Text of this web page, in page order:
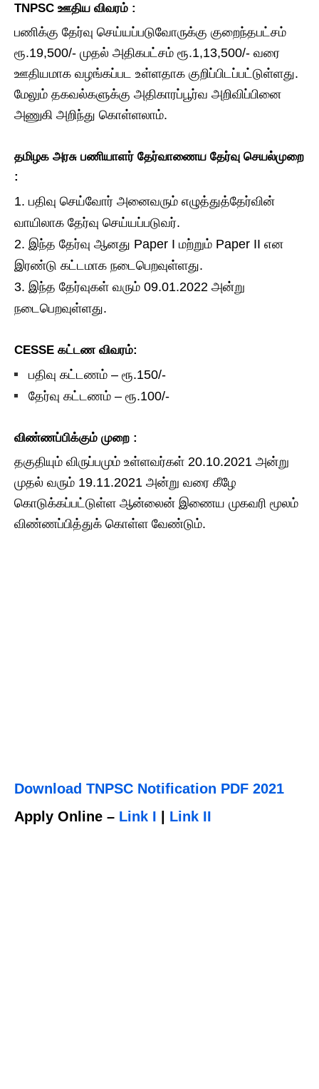
TNPSC ஊதிய விவரம் :
பணிக்கு தேர்வு செய்யப்படுவோருக்கு குறைந்தபட்சம்
ரூ.19,500/- முதல் அதிகபட்சம் ரூ.1,13,500/- வரை
ஊதியமாக வழங்கப்பட உள்ளதாக குறிப்பிடப்பட்டுள்ளது.
மேலும் தகவல்களுக்கு அதிகாரப்பூர்வ அறிவிப்பினை
அணுகி அறிந்து கொள்ளலாம்.
தமிழக அரசு பணியாளர் தேர்வாணைய தேர்வு செயல்முறை
:
பதிவு செய்வோர் அனைவரும் எழுத்துத்தேர்வின்
வாயிலாக தேர்வு செய்யப்படுவர்.
இந்த தேர்வு ஆனது Paper I மற்றும் Paper II என
இரண்டு கட்டமாக நடைபெறவுள்ளது.
இந்த தேர்வுகள் வரும் 09.01.2022 அன்று
நடைபெறவுள்ளது.
CESSE கட்டண விவரம்:
பதிவு கட்டணம் – ரூ.150/-
தேர்வு கட்டணம் – ரூ.100/-
விண்ணப்பிக்கும் முறை :
தகுதியும் விருப்பமும் உள்ளவர்கள் 20.10.2021 அன்று
முதல் வரும் 19.11.2021 அன்று வரை கீழே
கொடுக்கப்பட்டுள்ள ஆன்லைன் இணைய முகவரி மூலம்
விண்ணப்பித்துக் கொள்ள வேண்டும்.
Download TNPSC Notification PDF 2021
Apply Online – Link I Link II